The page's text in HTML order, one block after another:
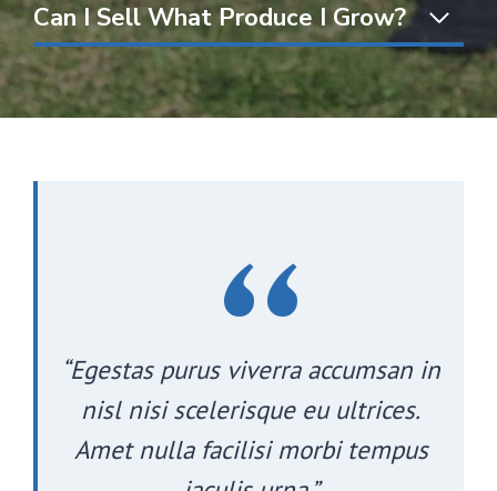
Can I Sell What Produce I Grow?
“
“Egestas purus viverra accumsan in
nisl nisi scelerisque eu ultrices.
Amet nulla facilisi morbi tempus